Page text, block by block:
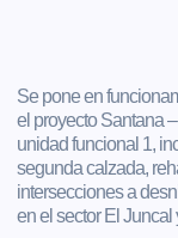
Se pone en
el proyecto Santana
unidad funcional 1,
segunda calzada,
intersecciones a
en el sector El Juncal